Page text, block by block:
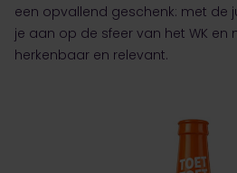
een opvallend geschenk: met de
je aan op de sfeer van het WK en
herkenbaar en relevant.